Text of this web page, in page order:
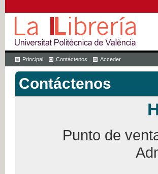
Principal Contáctenos Acceder
Contáctenos
Punto de venta